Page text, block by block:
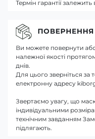
Термін гарантії залежить
ПОВЕРНЕННЯ
Ви можете повернути
належної якості
днів.
Для цього зверніться
електронну адресу
Звертаємо увагу, що
індивідуальними
технічним завданням
підлягають.